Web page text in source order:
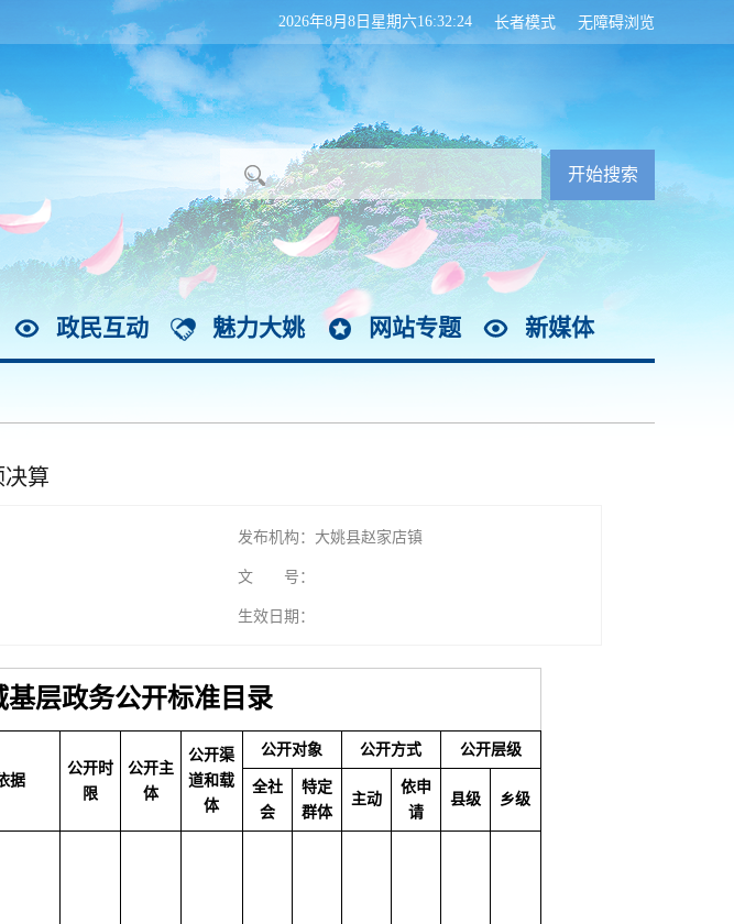
无障碍浏览
长者模式
2026年8月8日星期六16:32:25
政民互动 魅力大姚 网站专题 新媒体
决算
发布机构：大姚县赵家店镇
文 号：
生效日期：
层政务公开标准目录
据
公开时
限
公开主
体
公开渠
道和载
体
公开对象 公开方式 公开层级
全社
会
特定
群体
主动
依申
请
县级 乡级